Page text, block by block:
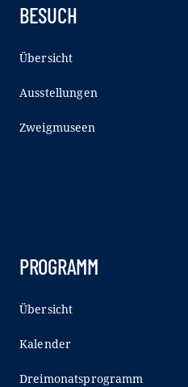
BESUCH
Übersicht
Ausstellungen
Zweigmuseen
PROGRAMM
Übersicht
Kalender
Dreimonatsprogramm